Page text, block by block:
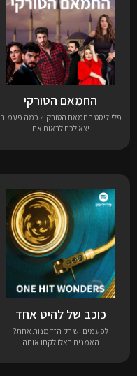
החמאם הטורקי
פלייליסט החמאם הטורקי? כמה פעמים
יצא לכם לראות את
כוכב של להיט אחד
לפעמים יש רק הזדמנות אחת?
האמנים באלו לקחו אותה